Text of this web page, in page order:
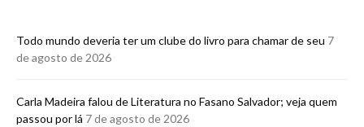
Todo mundo deveria ter um clube do livro para chamar de seu 7
de agosto de 2026
Carla Madeira falou de Literatura no Fasano Salvador; veja quem
passou por lá 7 de agosto de 2026